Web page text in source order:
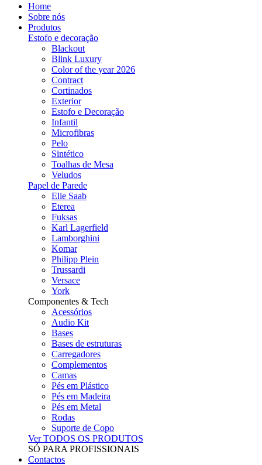
Home
Sobre nós
Produtos
Estofo e decoração
Blackout
Blink Luxury
Color of the year 2026
Contract
Cortinados
Exterior
Estofo e Decoração
Infantil
Microfibras
Pelo
Sintético
Toalhas de Mesa
Veludos
Papel de Parede
Elie Saab
Eterea
Fuksas
Karl Lagerfield
Lamborghini
Komar
Philipp Plein
Trussardi
Versace
York
Componentes & Tech
Acessórios
Audio Kit
Bases
Bases de estruturas
Carregadores
Complementos
Camas
Pés em Plástico
Pés em Madeira
Pés em Metal
Rodas
Suporte de Copo
Ver TODOS OS PRODUTOS
SÓ PARA PROFISSIONAIS
Contactos